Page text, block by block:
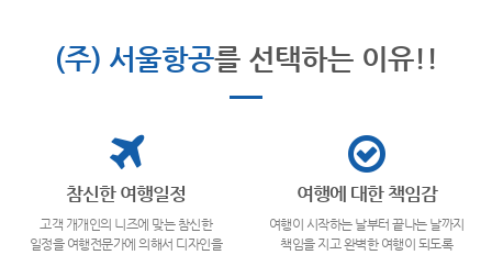
(주) 서울항공를 선택하는 이유!!
참신한 여행일정
고객 개개인의 니즈에 맞는 참신한
일정을 여행전문가에 의해서 디자인을
여행에 대한 책임감
여행이 시작하는 날부터 끝나는 날까지
책임을 지고 완벽한 여행이 되도록